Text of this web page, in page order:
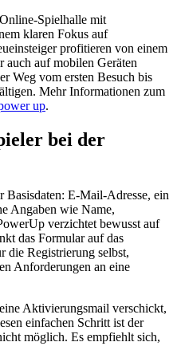
Spielhalle mit
klaren Fokus auf
profitieren von einem
auch auf mobilen Geräten
Weg vom ersten Besuch bis
Mehr Informationen zum
up.
bei der
Basisdaten: E-Mail-Adresse, ein
Angaben wie Name,
verzichtet bewusst auf
das Formular auf das
die Registrierung selbst,
Anforderungen an eine
Aktivierungsmail verschickt,
einfachen Schritt ist der
möglich. Es empfiehlt sich,